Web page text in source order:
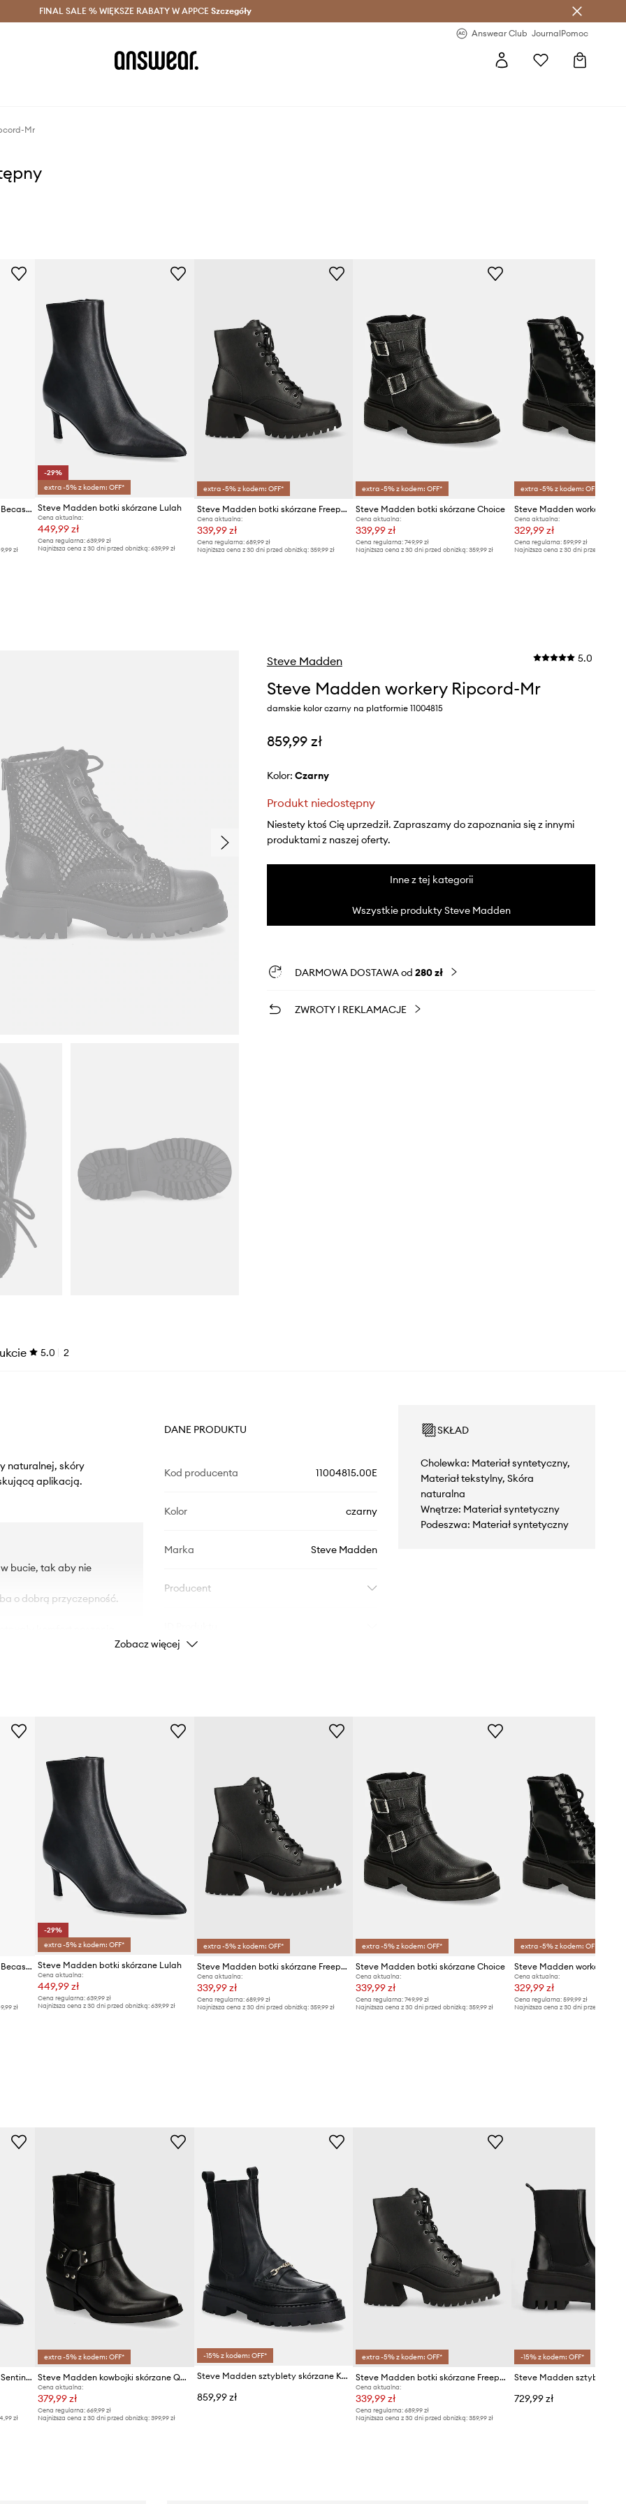
z Answear Club > Dostawa nawet w 24h >
FINAL SALE % WIĘKSZE RABATY W APPCE Szczegóły
Answear Club JournalPomoc
Mr
Steve Madden botki skórzane Becase
zł
-29%
extra -5% z kodem: OFF*
Steve Madden botki skórzane Lulah
Cena aktualna:
449,99 zł
Cena regularna: 639,99 zł
Najniższa cena z 30 dni przed obniżką: 639,99 zł
extra -5% z kodem: OFF*
Steve Madden botki skórzane Freeport
Cena aktualna:
339,99 zł
Cena regularna: 689,99 zł
Najniższa cena z 30 dni przed obniżką: 359,99 zł
extra -5% z kodem: OFF*
Steve Madden botki skórzane Choice
Cena aktualna:
339,99 zł
Cena regularna:749,99 zł
Najniższa cena z 30 dni przed obniżką:359,99 zł
extra -5% z kodem: OFF*
Steve Madden workery
Cena aktualna:
329,99 zł
Cena regularna: 599,99 zł
Najniższa cena z 30 dni przed obniżką:
Steve Madden 5.0
Steve Madden workery Ripcord-Mr
damskie kolor czarny na platformie 11004815
859,99 zł
Kolor: czarny
Produkt niedostępny
Niestety ktoś Cię uprzedził. Zapraszamy do zapoznania się z innymi
produktami z naszej oferty.
Inne z tej kategorii
Wszystkie produkty Steve Madden
DARMOWA DOSTAWA od 280 zł
ZWROTY I REKLAMACJE
5.0 2
naturalnej, skóry
aplikacją.
bucie, tak aby nie
o dobrą przyczepność.
DANE PRODUKTU
Kod producenta 11004815.00E
Kolor czarny
Marka Steve Madden
Producent
SKŁAD
Cholewka: Materiał syntetyczny,
Materiał tekstylny, Skóra
naturalna
Wnętrze: Materiał syntetyczny
Podeszwa: Materiał syntetyczny
Zobacz więcej
Steve Madden botki skórzane Becase
zł
-29%
extra -5% z kodem: OFF*
Steve Madden botki skórzane Lulah
Cena aktualna:
449,99 zł
Cena regularna: 639,99 zł
Najniższa cena z 30 dni przed obniżką: 639,99 zł
extra -5% z kodem: OFF*
Steve Madden botki skórzane Freeport
Cena aktualna:
339,99 zł
Cena regularna: 689,99 zł
Najniższa cena z 30 dni przed obniżką: 359,99 zł
extra -5% z kodem: OFF*
Steve Madden botki skórzane Choice
Cena aktualna:
339,99 zł
Cena regularna:749,99 zł
Najniższa cena z 30 dni przed obniżką:359,99 zł
extra -5% z kodem: OFF*
Steve Madden workery
Cena aktualna:
329,99 zł
Cena regularna: 599,99 zł
Najniższa cena z 30 dni przed obniżką:
Steve Madden botki skórzane Sentinel
zł
extra -5% z kodem: OFF*
Steve Madden kowbojki skórzane Quintana
Cena aktualna:
379,99 zł
Cena regularna: 669,99 zł
Najniższa cena z 30 dni przed obniżką: 399,99 zł
-15% z kodem: OFF*
Steve Madden sztyblety skórzane Kasey
859,99 zł
extra -5% z kodem: OFF*
Steve Madden botki skórzane Freeport
Cena aktualna:
339,99 zł
Cena regularna:689,99 zł
Najniższa cena z 30 dni przed obniżką:359,99 zł
-15% z kodem: OFF*
729,99 zł